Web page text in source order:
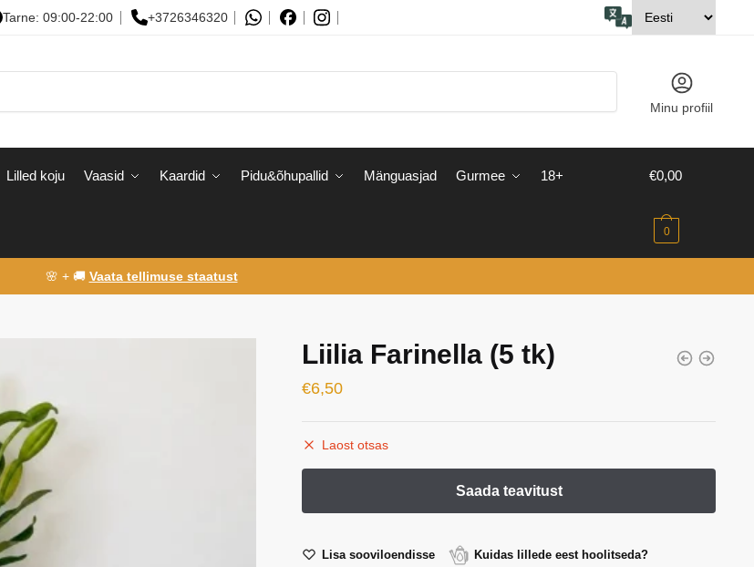
Tarne: 09:00-22:00 +3726346320
Minu profiil
Lilled koju Vaasid Kaardid Pidu&õhupallid Mänguasjad Gurmee 18+ €0,00
0
🌸 + 🚚 Vaata tellimuse staatust
Liilia Farinella (5 tk)
€6,50
Laost otsas
Lisa sooviloendisse Kuidas lillede eest hoolitseda?